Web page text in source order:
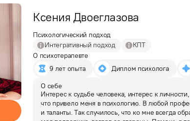
Ксения Двоеглазова
Психологический подход
Интегративный подход
КПТ
О психотерапевте
9 лет опыта
Диплом психолога
О себе
Интерес к судьбе человека, интерес к
что привело меня в психологию. В любой
и таланты. Так случилось, что ко мне всегда